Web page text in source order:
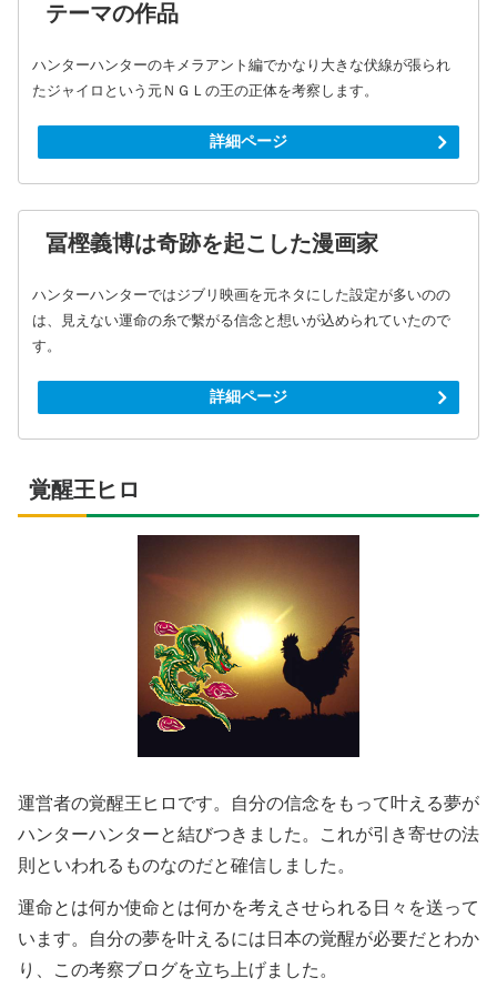
テーマの作品
ハンターハンターのキメラアント編でかなり大きな伏線が張られ
たジャイロという元ＮＧＬの王の正体を考察します。
詳細ページ
冨樫義博は奇跡を起こした漫画家
ハンターハンターではジブリ映画を元ネタにした設定が多いのの
は、見えない運命の糸で繫がる信念と想いが込められていたので
す。
詳細ページ
覚醒王ヒロ
運営者の覚醒王ヒロです。自分の信念をもって叶える夢が
ハンターハンターと結びつきました。これが引き寄せの法
則といわれるものなのだと確信しました。
運命とは何か使命とは何かを考えさせられる日々を送って
います。自分の夢を叶えるには日本の覚醒が必要だとわか
り、この考察ブログを立ち上げました。